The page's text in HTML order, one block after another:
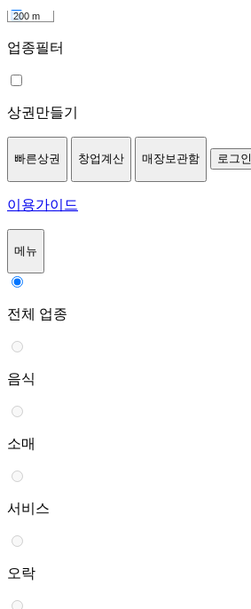
200 m
업종필터
상권만들기
빠른상권 창업계산 매장보관함 로그인
이용가이드
메뉴
전체 업종
음식
소매
서비스
오락